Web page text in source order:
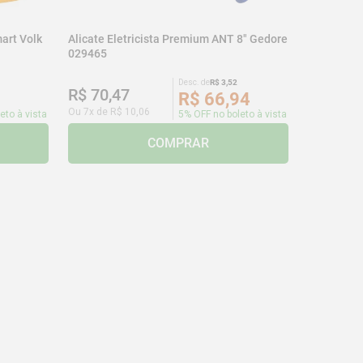
Volk
à vista
Alicate Eletricista Premium ANT 8" Gedore
029465
R$ 70,47
Ou7x de R$ 10 06
Desc. deR$ 3 52
R$ 66,94
5% OFF no boleto à vista
COMPRAR